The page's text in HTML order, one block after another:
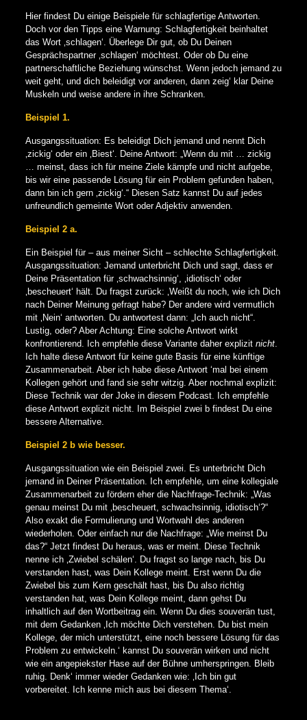
Hier findest Du einige Beispiele für schlagfertige Antworten.
Doch vor den Tipps eine Warnung: Schlagfertigkeit beinhaltet
das Wort ‚schlagen‘. Überlege Dir gut, ob Du Deinen
Gesprächspartner ‚schlagen‘ möchtest. Oder ob Du eine
partnerschaftliche Beziehung wünschst. Wenn jedoch jemand zu
weit geht, und dich beleidigt vor anderen, dann zeig‘ klar Deine
Muskeln und weise andere in ihre Schranken.
Beispiel 1.
Ausgangssituation: Es beleidigt Dich jemand und nennt Dich
‚zickig‘ oder ein ‚Biest‘. Deine Antwort: „Wenn du mit … zickig
… meinst, dass ich für meine Ziele kämpfe und nicht aufgebe,
bis wir eine passende Lösung für ein Problem gefunden haben,
dann bin ich gern ‚zickig‘.“ Diesen Satz kannst Du auf jedes
unfreundlich gemeinte Wort oder Adjektiv anwenden.
Beispiel 2 a.
Ein Beispiel für – aus meiner Sicht – schlechte Schlagfertigkeit.
Ausgangssituation: Jemand unterbricht Dich und sagt, dass er
Deine Präsentation für ‚schwachsinnig‘, ‚idiotisch‘ oder
‚bescheuert‘ hält. Du fragst zurück: ‚Weißt du noch, wie ich Dich
nach Deiner Meinung gefragt habe? Der andere wird vermutlich
mit ‚Nein‘ antworten. Du antwortest dann: „Ich auch nicht“.
Lustig, oder? Aber Achtung: Eine solche Antwort wirkt
konfrontierend. Ich empfehle diese Variante daher explizit nicht.
Ich halte diese Antwort für keine gute Basis für eine künftige
Zusammenarbeit. Aber ich habe diese Antwort ‘mal bei einem
Kollegen gehört und fand sie sehr witzig. Aber nochmal explizit:
Diese Technik war der Joke in diesem Podcast. Ich empfehle
diese Antwort explizit nicht. Im Beispiel zwei b findest Du eine
bessere Alternative.
Beispiel 2 b wie besser.
Ausgangssituation wie ein Beispiel zwei. Es unterbricht Dich
jemand in Deiner Präsentation. Ich empfehle, um eine kollegiale
Zusammenarbeit zu fördern eher die Nachfrage-Technik: „Was
genau meinst Du mit ‚bescheuert, schwachsinnig, idiotisch‘?“
Also exakt die Formulierung und Wortwahl des anderen
wiederholen. Oder einfach nur die Nachfrage: „Wie meinst Du
das?“ Jetzt findest Du heraus, was er meint. Diese Technik
nenne ich ‚Zwiebel schälen‘. Du fragst so lange nach, bis Du
verstanden hast, was Dein Kollege meint. Erst wenn Du die
Zwiebel bis zum Kern geschält hast, bis Du also richtig
verstanden hat, was Dein Kollege meint, dann gehst Du
inhaltlich auf den Wortbeitrag ein. Wenn Du dies souverän tust,
mit dem Gedanken ‚Ich möchte Dich verstehen. Du bist mein
Kollege, der mich unterstützt, eine noch bessere Lösung für das
Problem zu entwickeln.‘ kannst Du souverän wirken und nicht
wie ein angepiekster Hase auf der Bühne umherspringen. Bleib
ruhig. Denk‘ immer wieder Gedanken wie: ‚Ich bin gut
vorbereitet. Ich kenne mich aus bei diesem Thema‘.